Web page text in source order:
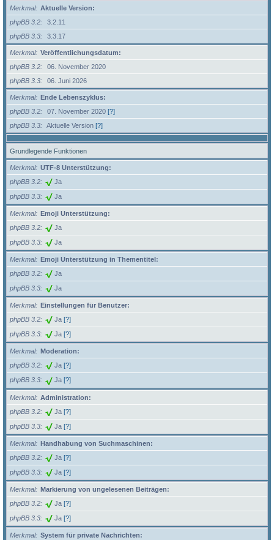
Merkmal
Aktuelle Version:
phpBB 3.2
3.2.11
phpBB 3.3
3.3.17
Merkmal
Veröffentlichungsdatum:
phpBB 3.2
06. November 2020
phpBB 3.3
06. Juni 2026
Merkmal
Ende Lebenszyklus:
phpBB 3.2
07. November 2020 [?]
phpBB 3.3
Aktuelle Version [?]
Grundlegende Funktionen
Merkmal
UTF-8 Unterstützung:
phpBB 3.2
Ja
phpBB 3.3 Ja
Merkmal
Emoji Unterstützung:
phpBB 3.2
Ja
phpBB 3.3 Ja
Merkmal
Emoji Unterstützung in Thementitel:
phpBB 3.2
Ja
phpBB 3.3 Ja
Merkmal
Einstellungen für Benutzer:
phpBB 3.2
Ja [?]
phpBB 3.3 Ja [?]
Merkmal
Moderation:
phpBB 3.2
Ja [?]
phpBB 3.3 Ja [?]
Merkmal
Administration:
phpBB 3.2
Ja [?]
phpBB 3.3 Ja [?]
Merkmal
Handhabung von Suchmaschinen:
phpBB 3.2
Ja [?]
phpBB 3.3 Ja [?]
Merkmal
Markierung von ungelesenen Beiträgen:
phpBB 3.2
Ja [?]
phpBB 3.3 Ja [?]
Merkmal
System für private Nachrichten: